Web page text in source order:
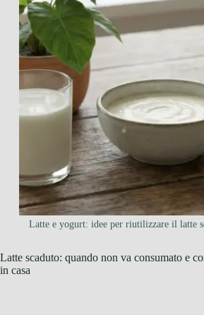
Latte e yogurt: idee per riutilizzare il latte
Latte scaduto: quando non va consumato e
in casa